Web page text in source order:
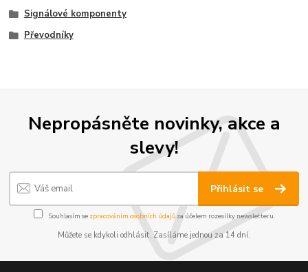
Signálové komponenty
Převodníky
Nepropásněte novinky, akce a
slevy!
Přihlásit se
Souhlasím se zpracováním osobních údajůza účelem rozesílky newsletteru.
Můžete se kdykoli odhlásit. Zasíláme jednou za 14 dní.